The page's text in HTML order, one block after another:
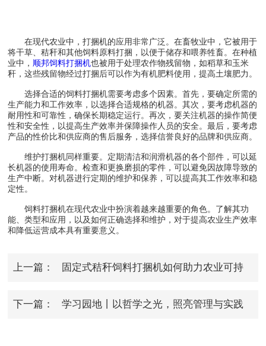
在现代农业中，打捆机的应用非常广泛。在畜牧业中，它被用于
将干草、秸秆和其他饲料原料打捆，以便于储存和喂养牲畜。在种植
业中， 顺邦饲料打捆机也被用于处理农作物残留物，如稻草和玉米
秆，这些残留物经过打捆后可以作为有机肥料使用，提高土壤肥力。
选择合适的饲料打捆机需要考虑多个因素。首先，要确定所需的
生产能力和工作效率，以选择合适规格的机器。其次，要考虑机器的
耐用性和可靠性，确保长期稳定运行。再次，要关注机器的操作简便
性和安全性，以提高生产效率并保障操作人员的安全。最后，要考虑
产品的性价比和供应商的售后服务，选择信誉良好的品牌和供应商。
维护打捆机同样重要。定期清洁和润滑机器的各个部件，可以延
长机器的使用寿命。检查和更换磨损的零件，可以避免因故障导致的
生产中断。对机器进行定期的维护和保养，可以提高其工作效率和稳
定性。
饲料打捆机在现代农业中扮演着越来越重要的角色。了解其功
能、类型和应用，以及如何正确选择和维护，对于提高农业生产效率
和降低运营成本具有重要意义。
上一篇： 固定式秸秆饲料打捆机如何助力农业可持
下一篇： 学习园地丨以哲学之光，照亮管理与实践